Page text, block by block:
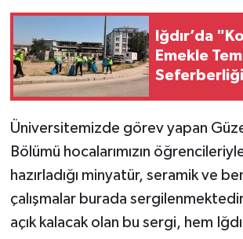
Iğdır’da
Emekle
Üniversitemizde görev yapan
Bölümü hocalarımızın
hazırladığı minyatür, seramik ve
çalışmalar burada
açık kalacak olan bu sergi, hem